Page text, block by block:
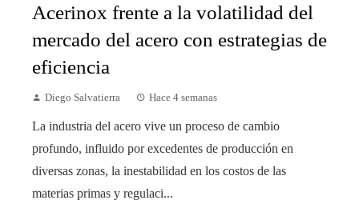
Acerinox frente a la volatilidad del
mercado del acero con estrategias de
eficiencia
Diego Salvatierra Hace 4 semanas
La industria del acero vive un proceso de cambio
profundo, influido por excedentes de producción en
diversas zonas, la inestabilidad en los costos de las
materias primas y regulaci...